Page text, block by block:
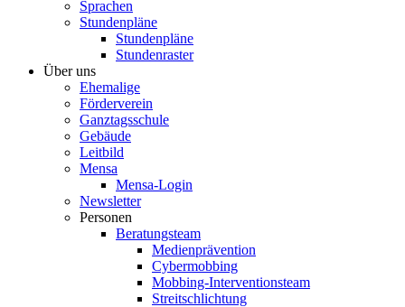
Sprachen
Stundenpläne
Stundenpläne
Stundenraster
Über uns
Ehemalige
Förderverein
Ganztagsschule
Gebäude
Leitbild
Mensa
Mensa-Login
Newsletter
Personen
Beratungsteam
Medienprävention
Cybermobbing
Mobbing-Interventionsteam
Streitschlichtung